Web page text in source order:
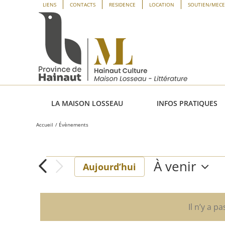
Panneau de gestion des cookies
LIENS CONTACTS RESIDENCE LOCATION SOUTIEN/
LA MAISON LOSSEAU INFOS PRATIQUES
Accueil Évènements
Évènements
Il n’y a
Aujourd’hui
À venir
une